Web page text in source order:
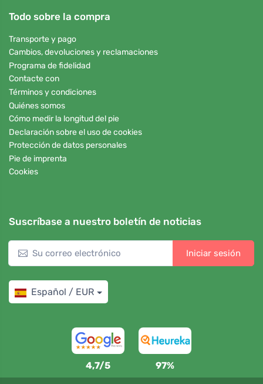
Todo sobre la compra
Transporte y pago
Cambios, devoluciones y reclamaciones
Programa de fidelidad
Contacte con
Términos y condiciones
Quiénes somos
Cómo medir la longitud del pie
Declaración sobre el uso de cookies
Protección de datos personales
Pie de imprenta
Cookies
Suscríbase a nuestro boletín de noticias
Iniciar sesión
Español / EUR
4,7/5 97%